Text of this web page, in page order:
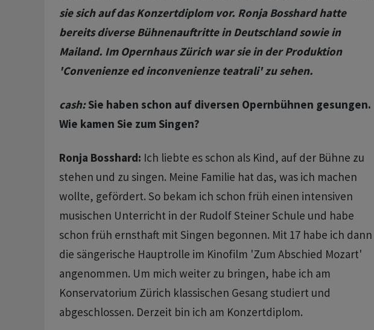
sie sich auf das Konzertdiplom vor. Ronja Bosshard hatte
bereits diverse Bühnenauftritte in Deutschland sowie in
Mailand. Im Opernhaus Zürich war sie in der Produktion
'Convenienze ed inconvenienze teatrali' zu sehen.
cash:Sie haben schon auf diversen Opernbühnen gesungen.
Wie kamen Sie zum Singen?
Ronja Bosshard: Ich liebte es schon als Kind, auf der Bühne zu
stehen und zu singen. Meine Familie hat das, was ich machen
wollte, gefördert. So bekam ich schon früh einen intensiven
musischen Unterricht in der Rudolf Steiner Schule und habe
schon früh ernsthaft mit Singen begonnen. Mit 17 habe ich dann
die sängerische Hauptrolle im Kinofilm 'Zum Abschied Mozart'
angenommen. Um mich weiter zu bringen, habe ich am
Konservatorium Zürich klassischen Gesang studiert und
abgeschlossen. Derzeit bin ich am Konzertdiplom.